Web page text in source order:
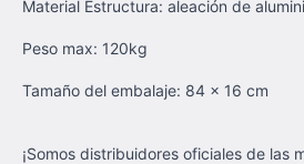
Material Estructura: aleación de
Peso max: 120kg
Tamaño del embalaje: 84 x 16 cm
¡Somos distribuidores oficiales de las